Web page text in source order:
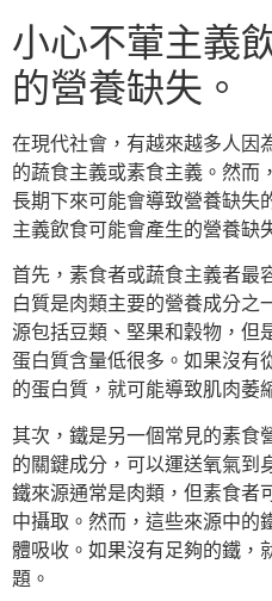
小心不葷主義
的營養缺失。
在現代社會，有越來越多人因
的蔬食主義或素食主義。然而
長期下來可能會導致營養缺失
主義飲食可能會產生的營養缺
首先，素食者或蔬食主義者最
白質是肉類主要的營養成分之
源包括豆類、堅果和穀物，但
蛋白質含量低很多。如果沒有
的蛋白質，就可能導致肌肉萎
其次，鐵是另一個常見的素食
的關鍵成分，可以運送氧氣到
鐵來源通常是肉類，但素食者
中攝取。然而，這些來源中的
體吸收。如果沒有足夠的鐵，
題。